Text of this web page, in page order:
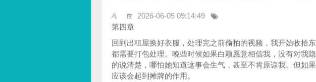
2026-06-05 09:14:49
第四章
回到出租屋换好衣服，处理完之前偷拍的视频，我开始收拾
都需要打包处理。晚些时候如果白颖愿意相信我，没有对我
的说清楚，哪怕她知道这事会生气，甚至不肯原谅我。但如
应该会起到摊牌的作用。